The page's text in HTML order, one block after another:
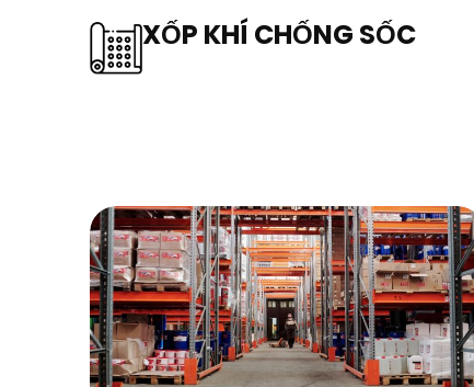
XỐP KHÍ CHỐNG SỐC